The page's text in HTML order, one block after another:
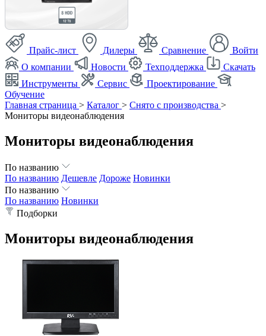
Прайс-лист Дилеры Сравнение
Войти
О компании
Новости Техподдержка
Скачать
Инструменты
Сервис
Проектирование
Обучение
Главная страница > Каталог > Снято с производства >
Мониторы видеонаблюдения
Мониторы видеонаблюдения
По названию
По названию Дешевле Дороже Новинки
По названию
По названию Новинки
Подборки
Мониторы видеонаблюдения